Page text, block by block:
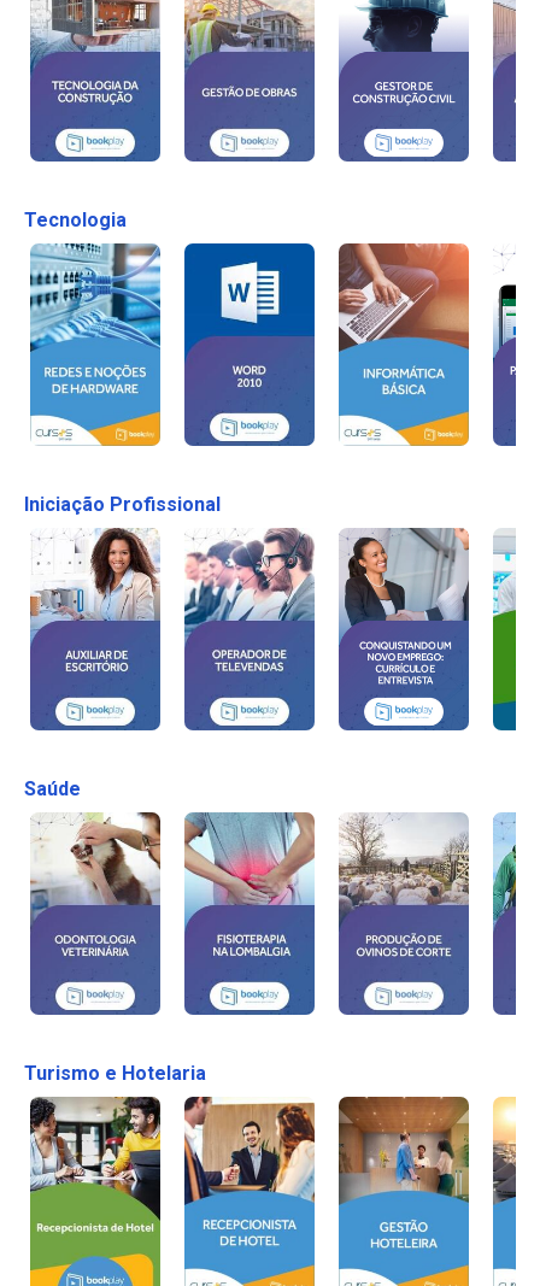
Tecnologia
Iniciação Profissional
Saúde
Turismo e Hotelaria